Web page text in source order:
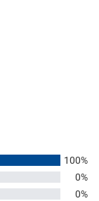
100%
0%
0%